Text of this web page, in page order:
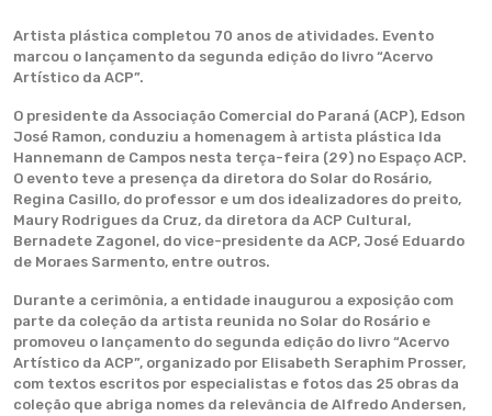
Artista plástica completou 70 anos de atividades. Evento
marcou o lançamento da segunda edição do livro “Acervo
Artístico da ACP”.
O presidente da Associação Comercial do Paraná (ACP), Edson
José Ramon, conduziu a homenagem à artista plástica Ida
Hannemann de Campos nesta terça-feira (29) no Espaço ACP.
O evento teve a presença da diretora do Solar do Rosário,
Regina Casillo, do professor e um dos idealizadores do preito,
Maury Rodrigues da Cruz, da diretora da ACP Cultural,
Bernadete Zagonel, do vice-presidente da ACP, José Eduardo
de Moraes Sarmento, entre outros.
Durante a cerimônia, a entidade inaugurou a exposição com
parte da coleção da artista reunida no Solar do Rosário e
promoveu o lançamento do segunda edição do livro “Acervo
Artístico da ACP”, organizado por Elisabeth Seraphim Prosser,
com textos escritos por especialistas e fotos das 25 obras da
coleção que abriga nomes da relevância de Alfredo Andersen,